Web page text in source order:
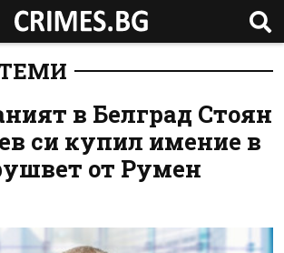
в Белград Стоян
си купил имение в
от Румен